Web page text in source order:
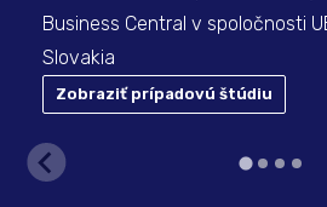
Business Central v spoločnosti
Slovakia
Zobraziť prípadovú štúdiu